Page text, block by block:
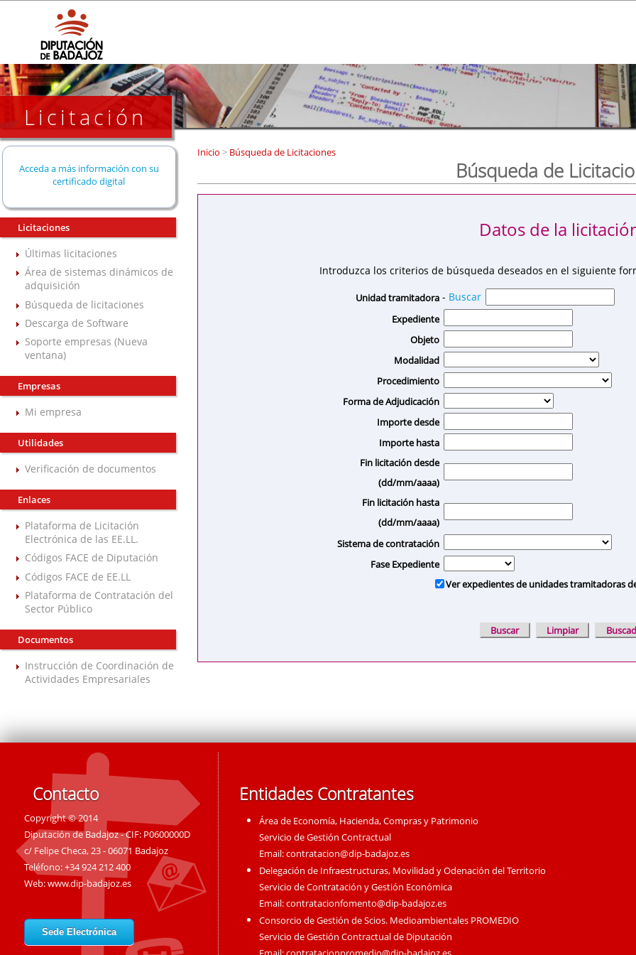
Licitación
Acceda a más información con su
certificado digital
Licitaciones
Últimas licitaciones
Área de sistemas dinámicos de
adquisición
Búsqueda de licitaciones
Descarga de Software
Soporte empresas (Nueva
ventana)
Empresas
Mi empresa
Utilidades
Verificación de documentos
Enlaces
Plataforma de Licitación
Electrónica de las EE.LL.
Códigos FACE de Diputación
Códigos FACE de EE.LL
Plataforma de Contratación del
Sector Público
Documentos
Instrucción de Coordinación de
Actividades Empresariales
Inicio >Búsqueda de Licitaciones
Búsqueda de
Introduzca los criterios de búsqueda deseados en el siguiente
Datos de la
Unidad tramitadora - Buscar
Expediente
Objeto
Modalidad
Procedimiento
Forma de Adjudicación
Importe desde
Importe hasta
Fin licitación desde
(dd/mm/aaaa)
Fin licitación hasta
(dd/mm/aaaa)
Sistema de contratación
Fase Expediente
Ver expedientes de unidades tramitadoras
Contacto
Copyright © 2014
Diputación de Badajoz - CIF: P0600000D
c/ Felipe Checa, 23 - 06071 Badajoz
Teléfono: +34 924 212 400
Web:www.dip-badajoz.es
Sede Electrónica
Entidades Contratantes
Área de Economía, Hacienda, Compras y Patrimonio
Servicio de Gestión Contractual
Email:contratacion@dip-badajoz.es
Delegación de Infraestructuras, Movilidad y Odenación del Territorio
Servicio de Contratación y Gestión Económica
Email:contratacionfomento@dip-badajoz.es
Consorcio de Gestión de Scios. Medioambientales PROMEDIO
Servicio de Gestión Contractual de Diputación